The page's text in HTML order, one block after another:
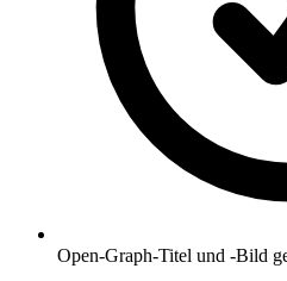
Open-Graph-Titel und -Bild